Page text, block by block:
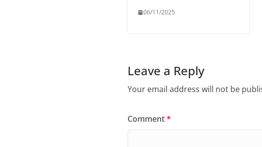
06/11/2025
Leave a Reply
Your email address will not be
Comment*